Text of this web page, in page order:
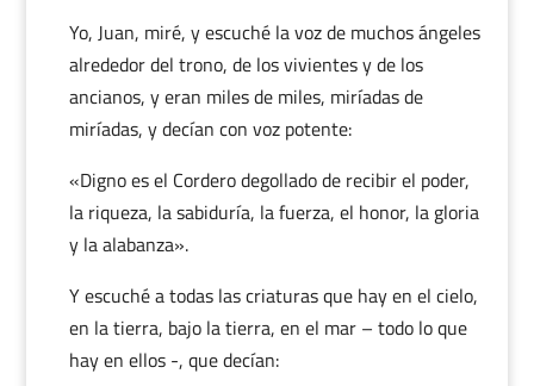
Yo, Juan, miré, y escuché la voz de muchos ángeles
alrededor del trono, de los vivientes y de los
ancianos, y eran miles de miles, miríadas de
miríadas, y decían con voz potente:
«Digno es el Cordero degollado de recibir el poder,
la riqueza, la sabiduría, la fuerza, el honor, la gloria
y la alabanza».
Y escuché a todas las criaturas que hay en el cielo,
en la tierra, bajo la tierra, en el mar – todo lo que
hay en ellos -, que decían: